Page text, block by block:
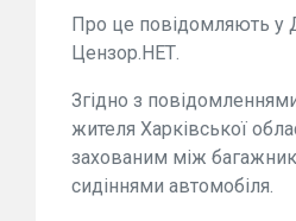
Про це повідомляють у
Цензор.НЕТ.
Згідно з
жителя Харківської
захованим між
сидіннями автомобіля.